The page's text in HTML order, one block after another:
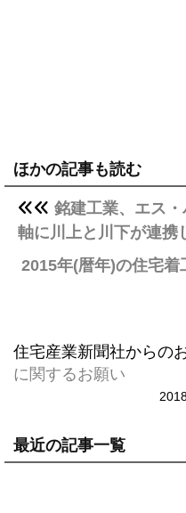
ほかの記事も読む
銘建工業、エス
軸に川上と川下が連携
2015年(暦年)の住宅
住宅産業新聞社からの
に関するお願い
最近の記事一覧